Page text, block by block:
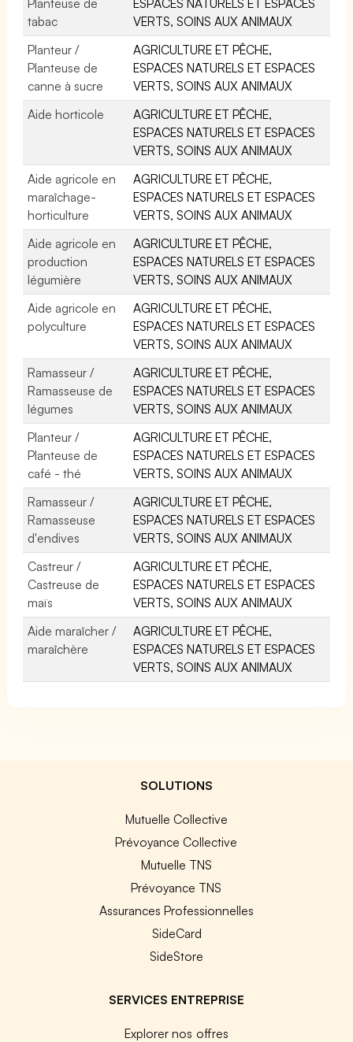
tabac
VERTS, SOINS AUX ANIMAUX
Planteur /
Planteuse de
canne à sucre
AGRICULTURE ET PÊCHE,
ESPACES NATURELS ET ESPACES
VERTS, SOINS AUX ANIMAUX
Aide horticole
AGRICULTURE ET PÊCHE,
ESPACES NATURELS ET ESPACES
VERTS, SOINS AUX ANIMAUX
Aide agricole en
maraîchage-
horticulture
AGRICULTURE ET PÊCHE,
ESPACES NATURELS ET ESPACES
VERTS, SOINS AUX ANIMAUX
Aide agricole en
production
légumière
AGRICULTURE ET PÊCHE,
ESPACES NATURELS ET ESPACES
VERTS, SOINS AUX ANIMAUX
Aide agricole en
polyculture
AGRICULTURE ET PÊCHE,
ESPACES NATURELS ET ESPACES
VERTS, SOINS AUX ANIMAUX
Ramasseur /
Ramasseuse de
légumes
AGRICULTURE ET PÊCHE,
ESPACES NATURELS ET ESPACES
VERTS, SOINS AUX ANIMAUX
Planteur /
Planteuse de
café - thé
AGRICULTURE ET PÊCHE,
ESPACES NATURELS ET ESPACES
VERTS, SOINS AUX ANIMAUX
Ramasseur /
Ramasseuse
d'endives
AGRICULTURE ET PÊCHE,
ESPACES NATURELS ET ESPACES
VERTS, SOINS AUX ANIMAUX
Castreur /
Castreuse de
maïs
AGRICULTURE ET PÊCHE,
ESPACES NATURELS ET ESPACES
VERTS, SOINS AUX ANIMAUX
Aide maraîcher /
maraîchère
AGRICULTURE ET PÊCHE,
ESPACES NATURELS ET ESPACES
VERTS, SOINS AUX ANIMAUX
SOLUTIONS
Mutuelle Collective
Prévoyance Collective
Mutuelle TNS
Prévoyance TNS
Assurances Professionnelles
SideCard
SideStore
SERVICES ENTREPRISE
Explorer nos offres